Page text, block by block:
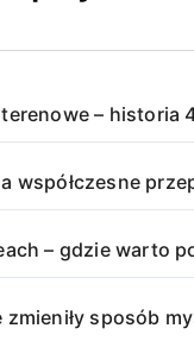
– historia
współczesne
– gdzie warto
sposób